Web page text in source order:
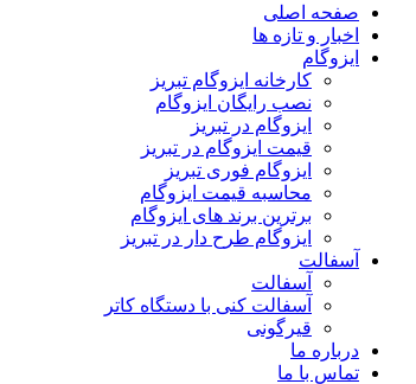
صفحه اصلی
اخبار و تازه ها
ایزوگام
کارخانه ایزوگام تبریز
نصب رایگان ایزوگام
ایزوگام در تبریز
قیمت ایزوگام در تبریز
ایزوگام فوری تبریز
محاسبه قیمت ایزوگام
برترین برند های ایزوگام
ایزوگام طرح دار در تبریز
آسفالت
آسفالت
آسفالت کنی با دستگاه کاتر
قیرگونی
درباره ما
تماس با ما